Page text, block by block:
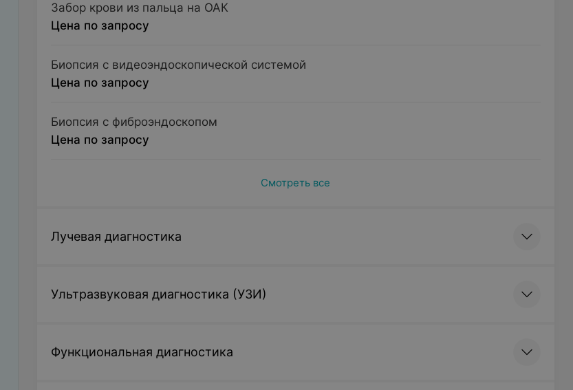
Забор крови из пальца на ОАК
Цена по запросу
Биопсия с видеоэндоскопической системой
Цена по запросу
Биопсия с фиброэндоскопом
Цена по запросу
Смотреть все
Лучевая диагностика
Ультразвуковая диагностика (УЗИ)
Функциональная диагностика